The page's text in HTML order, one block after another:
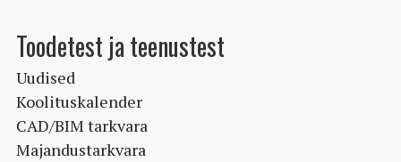
Toodetest ja teenustest
Uudised
Koolituskalender
CAD/BIM tarkvara
Majandustarkvara